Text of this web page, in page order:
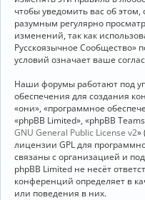
чтобы уведомить вас об
разумным регулярно
изменений, так как
Русскоязычное Сообщество»
условий означает ваше
Наши форумы работают под
обеспечения для создания
«они», «программное
«phpBB Limited», «phpBB
GNU General Public License v2»
лицензии GPL для
связаны с организацией и
phpBB Limited не несёт
конференций определяет в
или поведения в них.